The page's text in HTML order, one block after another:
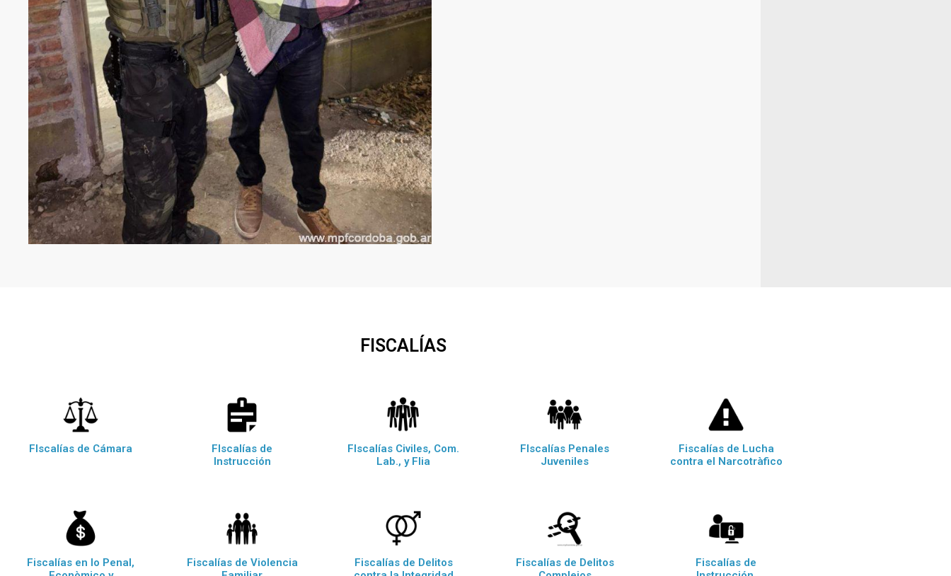
FISCALÍAS
FIscalías de Cámara
FIscalías de
Instrucción
FIscalías Civiles, Com.
Lab., y Flia
FIscalías Penales
Juveniles
Fiscalías de Lucha
contra el Narcotràfico
Fiscalías en lo Penal,
Fiscalías de Violencia
Fiscalías de Delitos
Fiscalías de Delitos
Fiscalías de